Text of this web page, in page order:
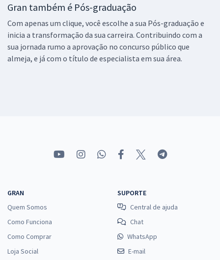
Gran também é Pós-graduação
Com apenas um clique, você escolhe a sua Pós-graduação e
inicia a transformação da sua carreira. Contribuindo com a
sua jornada rumo a aprovação no concurso público que
almeja, e já com o título de especialista em sua área.
GRAN
Quem Somos
Como Funciona
Como Comprar
Loja Social
SUPORTE
Central de ajuda
Chat
WhatsApp
E-mail